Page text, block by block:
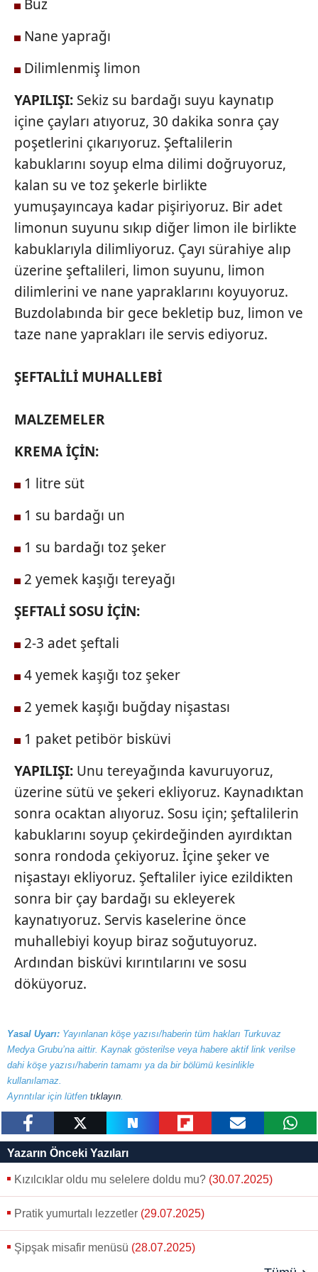
Buz
Nane yaprağı
Dilimlenmiş limon
YAPILIŞI: Sekiz su bardağı suyu kaynatıp
içine çayları atıyoruz, 30 dakika sonra çay
poşetlerini çıkarıyoruz. Şeftalilerin
kabuklarını soyup elma dilimi doğruyoruz,
kalan su ve toz şekerle birlikte
yumuşayıncaya kadar pişiriyoruz. Bir adet
limonun suyunu sıkıp diğer limon ile birlikte
kabuklarıyla dilimliyoruz. Çayı sürahiye alıp
üzerine şeftalileri, limon suyunu, limon
dilimlerini ve nane yapraklarını koyuyoruz.
Buzdolabında bir gece bekletip buz, limon ve
taze nane yaprakları ile servis ediyoruz.
ŞEFTALİLİ MUHALLEBİ
MALZEMELER
KREMA İÇİN:
1 litre süt
1 su bardağı un
1 su bardağı toz şeker
2 yemek kaşığı tereyağı
ŞEFTALİ SOSU İÇİN:
2-3 adet şeftali
4 yemek kaşığı toz şeker
2 yemek kaşığı buğday nişastası
1 paket petibör bisküvi
YAPILIŞI: Unu tereyağında kavuruyoruz,
üzerine sütü ve şekeri ekliyoruz. Kaynadıktan
sonra ocaktan alıyoruz. Sosu için; şeftalilerin
kabuklarını soyup çekirdeğinden ayırdıktan
sonra rondoda çekiyoruz. İçine şeker ve
nişastayı ekliyoruz. Şeftaliler iyice ezildikten
sonra bir çay bardağı su ekleyerek
kaynatıyoruz. Servis kaselerine önce
muhallebiyi koyup biraz soğutuyoruz.
Ardından bisküvi kırıntılarını ve sosu
döküyoruz.
Yasal Uyarı: Yayınlanan köşe yazısı/haberin tüm hakları Turkuvaz
Medya Grubu’na aittir. Kaynak gösterilse veya habere aktif link verilse
dahi köşe yazısı/haberin tamamı ya da bir bölümü kesinlikle
kullanılamaz.
Ayrıntılar için lütfen tıklayın.
Yazarın Önceki Yazıları
Kızılcıklar oldu mu selelere doldu mu? (30.07.2025)
Pratik yumurtalı lezzetler (29.07.2025)
Şipşak misafir menüsü (28.07.2025)